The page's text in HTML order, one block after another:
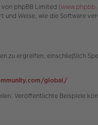
phpBB Limited (
Weise, wie die Software
zu ergreifen, einschließlich
global/
Veröffentlichte Beispiele